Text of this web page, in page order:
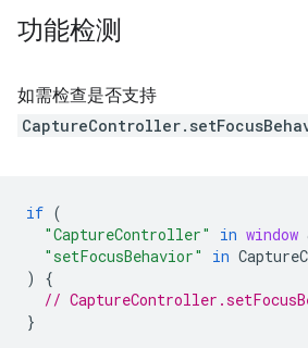
功能检测
如需检查是否支持
if (
"CaptureController"
in window
"setFocusBehavior"
in
)
{
//
}